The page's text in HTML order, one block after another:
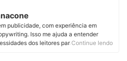
gráficos e audiovisuais e hoje
na área de áudio para cinema,
e especializado em edição de
com clientes como Globo,
entre outros. Em 2020 abriu sua
onde faz direção de som para
publicidade, com experiência em
Isso me ajuda a entender
dos leitores para produzir os
Continue lendo